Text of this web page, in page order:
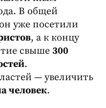
В общей
уже посетили
, а к концу
свыше 300
.
— увеличить
человек.